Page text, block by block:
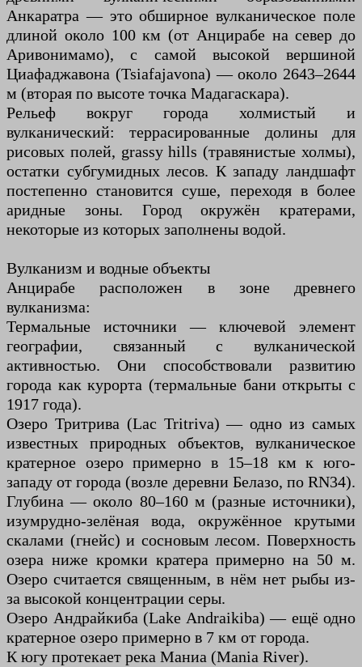
Анкаратра — это обширное вулканическое поле
длиной около 100 км (от Анцирабе на север до
Аривонимамо), с самой высокой вершиной
Циафаджавона (Tsiafajavona) — около 2643–2644
м (вторая по высоте точка Мадагаскара).
Рельеф вокруг города холмистый и
вулканический: террасированные долины для
рисовых полей, grassy hills (травянистые холмы),
остатки субгумидных лесов. К западу ландшафт
постепенно становится суше, переходя в более
аридные зоны. Город окружён кратерами,
некоторые из которых заполнены водой.
Вулканизм и водные объекты
Анцирабе расположен в зоне древнего
вулканизма:
Термальные источники — ключевой элемент
географии, связанный с вулканической
активностью. Они способствовали развитию
города как курорта (термальные бани открыты с
1917 года).
Озеро Тритрива (Lac Tritriva) — одно из самых
известных природных объектов, вулканическое
кратерное озеро примерно в 15–18 км к юго-
западу от города (возле деревни Белазо, по RN34).
Глубина — около 80–160 м (разные источники),
изумрудно-зелёная вода, окружённое крутыми
скалами (гнейс) и сосновым лесом. Поверхность
озера ниже кромки кратера примерно на 50 м.
Озеро считается священным, в нём нет рыбы из-
за высокой концентрации серы.
Озеро Андрайкиба (Lake Andraikiba) — ещё одно
кратерное озеро примерно в 7 км от города.
К югу протекает река Маниа (Mania River).